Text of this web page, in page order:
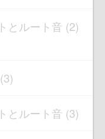
とルート音 (2)
とルート音 (3)